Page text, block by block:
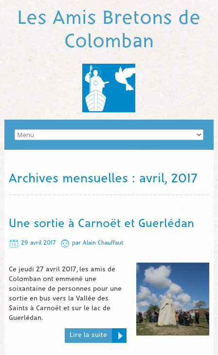
Les Amis Bretons de
Colomban
Archives mensuelles : avril, 2017
Une sortie à Carnoët et Guerlédan
29 avril 2017 par Alain Chauffaut
Ce jeudi 27 avril 2017, les amis de
Colomban ont emmené une
soixantaine de personnes pour une
sortie en bus vers la Vallée des
Saints à Carnoët et sur le lac de
Guerlédan.
Lire la suite